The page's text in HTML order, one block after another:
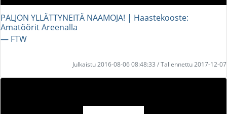
PALJON YLLÄTTYNEITÄ NAAMOJA! | Haastekooste:
Amatöörit Areenalla
― FTW
Julkaistu 2016-08-06 08:48:33 / Tallennettu 2017-12-07